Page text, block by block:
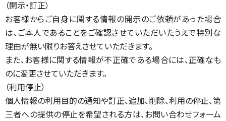
（開示・訂正）
お客様からご自身に関する情報の開示のご依頼があった場合
は、ご本人であることをご確認させていただいたうえで特別な
理由が無い限りお答えさせていただきます。
また、お客様に関する情報が不正確である場合には、正確なも
のに変更させていただきます。
（利用停止）
個人情報の利用目的の通知や訂正、追加、削除、利用の停止、第
三者への提供の停止を希望される方は、お問い合わせフォーム